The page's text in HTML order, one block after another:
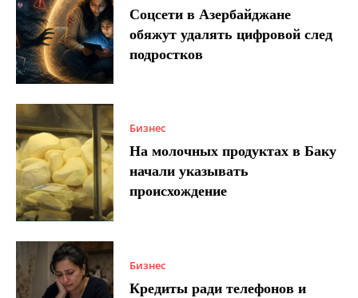
Соцсети в Азербайджане
обяжут удалять цифровой след
подростков
Бизнес
На молочных продуктах в Баку
начали указывать
происхождение
Бизнес
Кредиты ради телефонов и